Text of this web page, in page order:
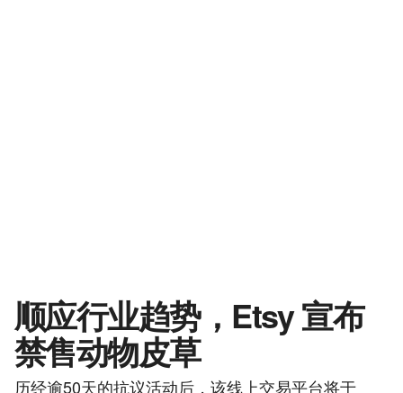
顺应行业趋势，Etsy 宣布
禁售动物皮草
历经逾50天的抗议活动后，该线上交易平台将于